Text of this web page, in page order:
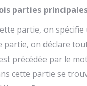
parties
partie, on
partie, on déclare
précédée par le
cette partie se